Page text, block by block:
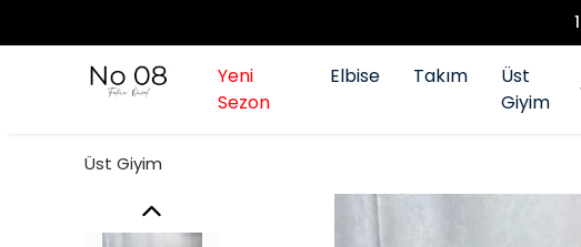
Yeni
Sezon
Elbise Takım
Üst
Giyim
Üst Giyim